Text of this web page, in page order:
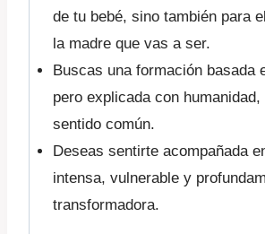
de tu bebé, sino también para
la madre que vas a ser.
Buscas una formación basada
pero explicada con
sentido común.
Deseas sentirte acompañada
intensa, vulnerable y
transformadora.